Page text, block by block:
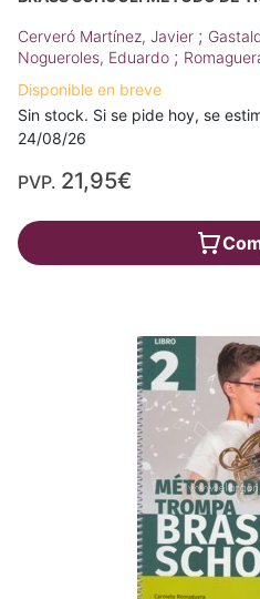
Cerveró Martínez, Javier ;
Nogueroles, Eduardo ;
Disponible en breve
Sin stock. Si se pide hoy, se
24/08/26
PVP. 21,95€